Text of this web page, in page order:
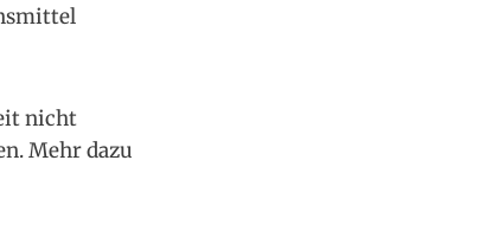
nicht
Mehr dazu